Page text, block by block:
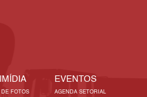
DE FOTOS
EVENTOS
AGENDA SETORIAL